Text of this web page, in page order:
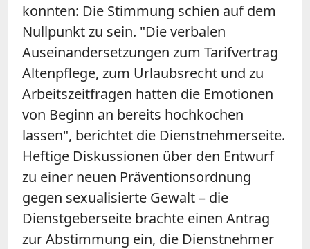
konnten: Die Stimmung schien auf dem
Nullpunkt zu sein. "Die verbalen
Auseinandersetzungen zum Tarifvertrag
Altenpflege, zum Urlaubsrecht und zu
Arbeitszeitfragen hatten die Emotionen
von Beginn an bereits hochkochen
lassen", berichtet die Dienstnehmerseite.
Heftige Diskussionen über den Entwurf
zu einer neuen Präventionsordnung
gegen sexualisierte Gewalt – die
Dienstgeberseite brachte einen Antrag
zur Abstimmung ein, die Dienstnehmer